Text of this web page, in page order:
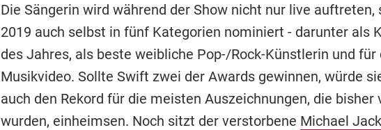
Die Sängerin wird während der Show nicht nur live auftreten,
2019 auch selbst in fünf Kategorien nominiert - darunter als
des Jahres, als beste weibliche Pop-/Rock-Künstlerin und für
Musikvideo. Sollte Swift zwei der Awards gewinnen, würde
auch den Rekord für die meisten Auszeichnungen, die bisher
wurden, einheimsen. Noch sitzt der verstorbene Michael